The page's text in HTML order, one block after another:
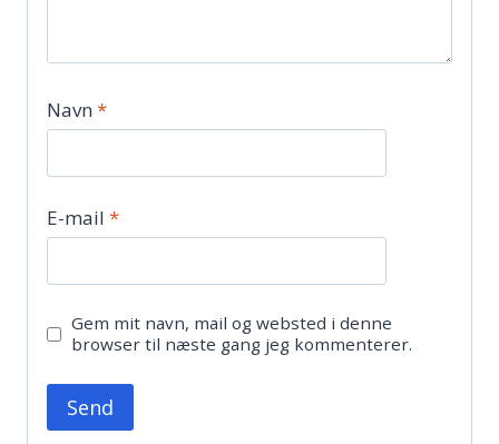
Navn *
E-mail *
Gem mit navn, mail og websted i denne
browser til næste gang jeg kommenterer.